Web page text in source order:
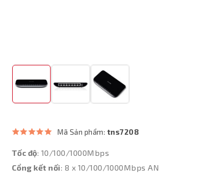
Mã Sản phẩm: tns7208
Tốc độ: 10/100/1000Mbps
Cổng kết nối: 8 x 10/100/1000Mbps AN